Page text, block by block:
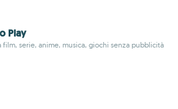
Play
film, serie, anime, musica, giochi senza pubblicità